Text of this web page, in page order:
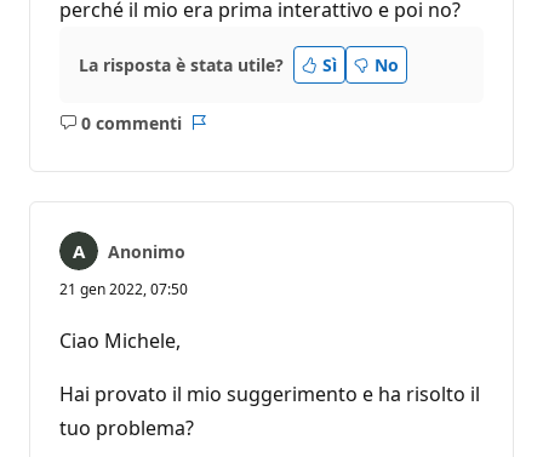
perché il mio era prima interattivo e poi no?
La risposta è stata utile? Sì No
0 commenti
Nessun
Anonimo
21 gen 2022, 07:50
Ciao Michele,
Hai provato il mio suggerimento e ha risolto il
tuo problema?